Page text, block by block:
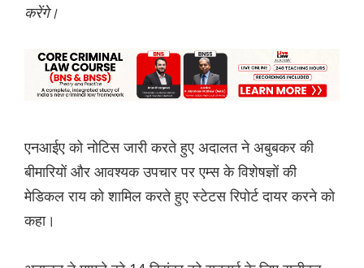
करेंगे।
एनआईए को नोटिस जारी करते हुए अदालत ने अबुबकर की
बीमारियों और आवश्यक उपचार पर एम्स के विशेषज्ञों की
मेडिकल राय को शामिल करते हुए स्टेटस रिपोर्ट दायर करने को
कहा।